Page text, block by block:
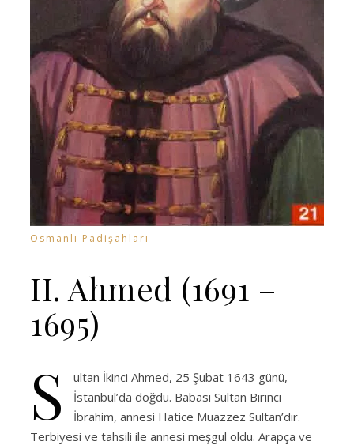
Osmanlı Padişahları
II. Ahmed (1691 –
1695)
S
ultan İkinci Ahmed, 25 Şubat 1643 günü,
İstanbul’da doğdu. Babası Sultan Birinci
İbrahim, annesi Hatice Muazzez Sultan’dır.
Terbiyesi ve tahsili ile annesi meşgul oldu. Arapça ve